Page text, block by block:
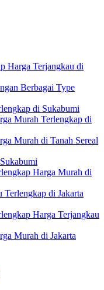
Harga Terjangkau di
Berbagai Type
di Sukabumi
Murah Terlengkap di
Murah di Tanah Sereal
Harga Murah di
di Jakarta
Harga Terjangkau
Murah di Jakarta